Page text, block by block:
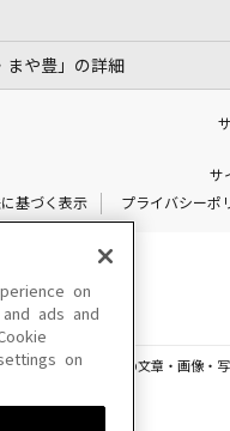
まや豊」の詳細
サ
基づく表示
プライバシーポ
掲載されている一切の文章・画像・
on
ads and
on